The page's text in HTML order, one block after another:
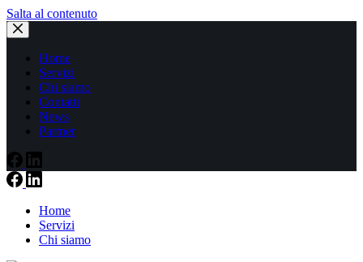
Salta al contenuto
Home
Servizi
Chi siamo
Contatti
News
Partner
Home
Servizi
Chi siamo